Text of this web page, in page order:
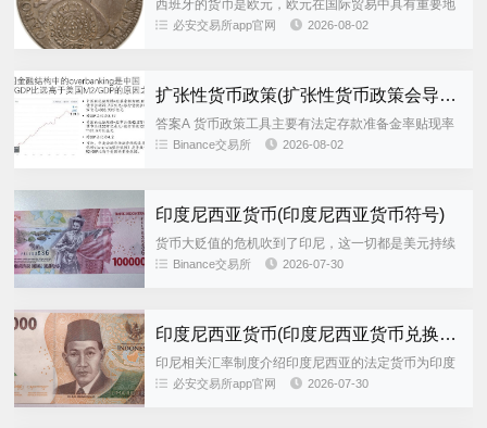
西班牙的货币是欧元，欧元在国际贸易中具有重要地
位，是仅次于美元的全球第二大贸易结算货币和主要
必安交易所app官网 2026-08-02
扩张性货币政策(扩张性货币政策会导致)
答案A 货币政策工具主要有法定存款准备金率贴现率
和公开市场业务，降低这三者都属于扩张性的货币政
Binance交易所 2026-08-02
印度尼西亚货币(印度尼西亚货币符号)
货币大贬值的危机吹到了印尼，这一切都是美元持续
加息，美国持续缩表所引发美元指数每次涨到95之上
Binance交易所 2026-07-30
印度尼西亚货币(印度尼西亚货币兑换人民币汇率)
印尼相关汇率制度介绍印度尼西亚的法定货币为印度
尼西亚卢比Indonesia Rupiah，编码为IDR，也经常
必安交易所app官网 2026-07-30